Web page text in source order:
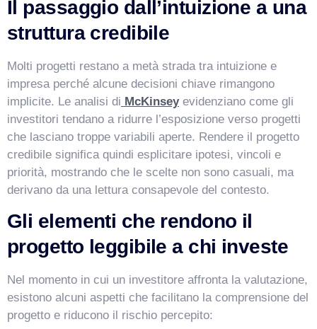
Il passaggio dall’intuizione a una
struttura credibile
Molti progetti restano a metà strada tra intuizione e
impresa perché alcune decisioni chiave rimangono
implicite. Le analisi di McKinseyevidenziano come gli
investitori tendano a ridurre l’esposizione verso progetti
che lasciano troppe variabili aperte. Rendere il progetto
credibile significa quindi esplicitare ipotesi, vincoli e
priorità, mostrando che le scelte non sono casuali, ma
derivano da una lettura consapevole del contesto.
Gli elementi che rendono il
progetto leggibile a chi investe
Nel momento in cui un investitore affronta la valutazione,
esistono alcuni aspetti che facilitano la comprensione del
progetto e riducono il rischio percepito:
Salve! Sono VismarChat, l'agente AI di Vismarcorp. In